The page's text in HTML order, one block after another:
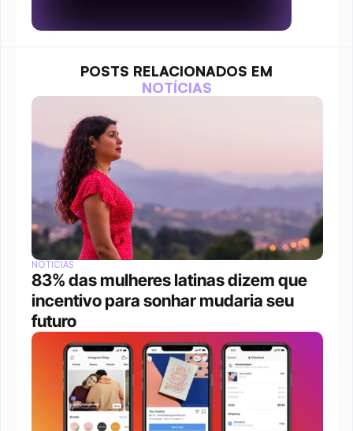
POSTS RELACIONADOS EM
NOTÍCIAS
NOTÍCIAS
83% das mulheres latinas dizem que
incentivo para sonhar mudaria seu
futuro